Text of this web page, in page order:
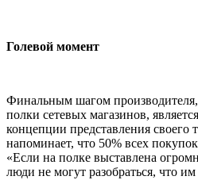
Голевой момент
Финальным шагом
полки сетевых магазинов,
концепции представления своего
напоминает, что 50% всех
«Если на полке выставлена
люди не могут разобраться, что